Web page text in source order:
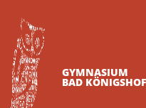
GYMNASIUM
BAD